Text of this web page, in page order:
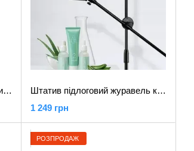
Штатив підлоговий для зйомки зверху журавель (для зйомки flatlay)
Штатив підлоговий журавель кільцевим світлом 30 см. (набір для зйомки flatlay)
1 249 грн
РОЗПРОДАЖ